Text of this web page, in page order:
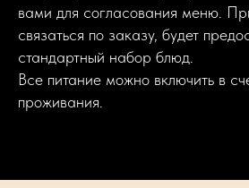
вами для согласования меню.
связаться по заказу, будет
стандартный набор блюд.
Все питание можно включить в
проживания.